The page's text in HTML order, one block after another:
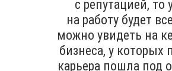
с репутацией, то
на работу будет
можно увидеть на
бизнеса, у которых
карьера пошла под